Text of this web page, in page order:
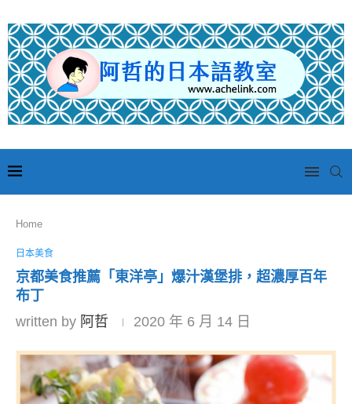
Home
日本美食
京都美食推薦「東洋亭」爆汁漢堡排，超濃厚百年
布丁
written by 阿哲 2020 年 6 月 14 日